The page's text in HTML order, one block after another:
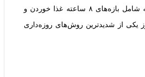
با این حال، در مقایسه با سایر رژیم‌های روزه‌داری، مانند روش ۱۶/۸ که شامل بازه‌های ۸ ساعته غذا خوردن و
روز یکی از شدیدترین روش‌های روزه‌داری